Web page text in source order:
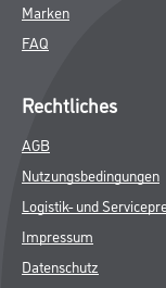
Marken
FAQ
Rechtliches
AGB
Nutzungsbedingungen
Logistik- und
Impressum
Datenschutz